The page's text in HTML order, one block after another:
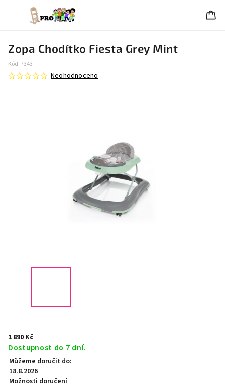
Zopa Chodítko Fiesta Grey Mint
Kód:7343
Neohodnoceno
1 890 Kč
Dostupnost do 7 dní.
Můžeme doručit do:
18.8.2026
Možnosti doručení